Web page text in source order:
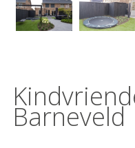
Barneveld